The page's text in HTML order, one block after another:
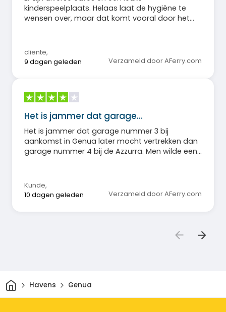
kinderspeelplaats. Helaas laat de hygiëne te
wensen over, maar dat komt vooral door het
extra kosten, zelfs bij volpension.
cliente,
9 dagen geleden
Verzameld door AFerry.com
Het is jammer dat garage…
Het is jammer dat garage nummer 3 bij
aankomst in Genua later mocht vertrekken dan
garage nummer 4 bij de Azzurra. Men wilde een
was, vertrokken alle auto's tegelijk. Dit leidde tot
chaos en dwong degenen die de instructies
opvolgden langer te wachten. Dit was vooral
Kunde,
10 dagen geleden
Verzameld door AFerry.com
ThuisHavens Genua